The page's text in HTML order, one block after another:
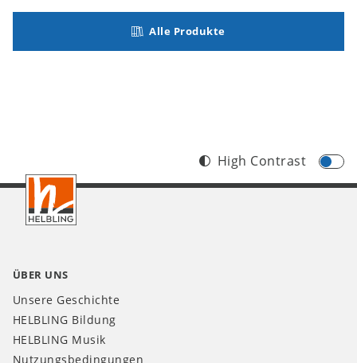
Alle Produkte
Footer
CH
High Contrast
ÜBER UNS
Unsere Geschichte
HELBLING Bildung
HELBLING Musik
Nutzungsbedingungen